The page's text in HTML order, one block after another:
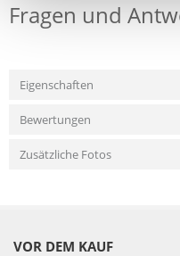
Fragen und
Eigenschaften
Bewertungen
Zusätzliche Fotos
VOR DEM KAUF